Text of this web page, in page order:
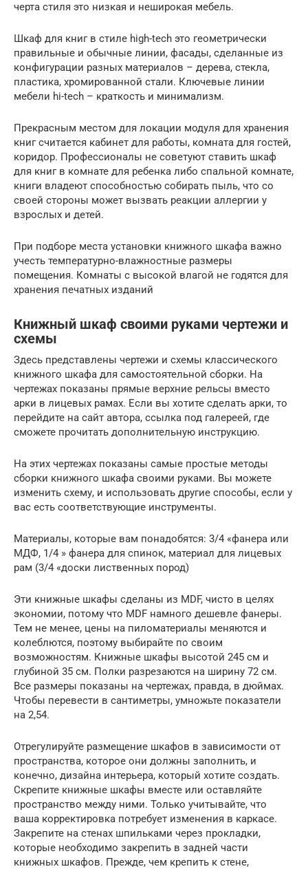
черта стиля это низкая и неширокая мебель.
Шкаф для книг в стиле high-tech это геометрически
правильные и обычные линии, фасады, сделанные из
конфигурации разных материалов – дерева, стекла,
пластика, хромированной стали. Ключевые линии
мебели hi-tech – краткость и минимализм.
Прекрасным местом для локации модуля для хранения
книг считается кабинет для работы, комната для гостей,
коридор. Профессионалы не советуют ставить шкаф
для книг в комнате для ребенка либо спальной комнате,
книги владеют способностью собирать пыль, что со
своей стороны может вызвать реакции аллергии у
взрослых и детей.
При подборе места установки книжного шкафа важно
учесть температурно-влажностные размеры
помещения. Комнаты с высокой влагой не годятся для
хранения печатных изданий
Книжный шкаф своими руками чертежи и
схемы
Здесь представлены чертежи и схемы классического
книжного шкафа для самостоятельной сборки. На
чертежах показаны прямые верхние рельсы вместо
арки в лицевых рамах. Если вы хотите сделать арки, то
перейдите на сайт автора, ссылка под галереей, где
сможете прочитать дополнительную инструкцию.
На этих чертежах показаны самые простые методы
сборки книжного шкафа своими руками. Вы можете
изменить схему, и использовать другие способы, если у
вас есть соответствующие инструменты.
Материалы, которые вам понадобятся: 3/4 «фанера или
МДФ, 1/4 » фанера для спинок, материал для лицевых
рам (3/4 «доски лиственных пород)
Эти книжные шкафы сделаны из MDF, чисто в целях
экономии, потому что MDF намного дешевле фанеры.
Тем не менее, цены на пиломатериалы меняются и
колеблются, поэтому выбирайте по своим
возможностям. Книжные шкафы высотой 245 см и
глубиной 35 см. Полки разрезаются на ширину 72 см.
Все размеры показаны на чертежах, правда, в дюймах.
Чтобы перевести в сантиметры, умножьте показатели
на 2,54.
Отрегулируйте размещение шкафов в зависимости от
пространства, которое они должны заполнить, и
конечно, дизайна интерьера, который хотите создать.
Скрепите книжные шкафы вместе или оставляйте
пространство между ними. Только учитывайте, что
ваша корректировка потребует изменения в каркасе.
Закрепите на стенах шпильками через прокладки,
которые необходимо закрепить в задней части
книжных шкафов. Прежде, чем крепить к стене,